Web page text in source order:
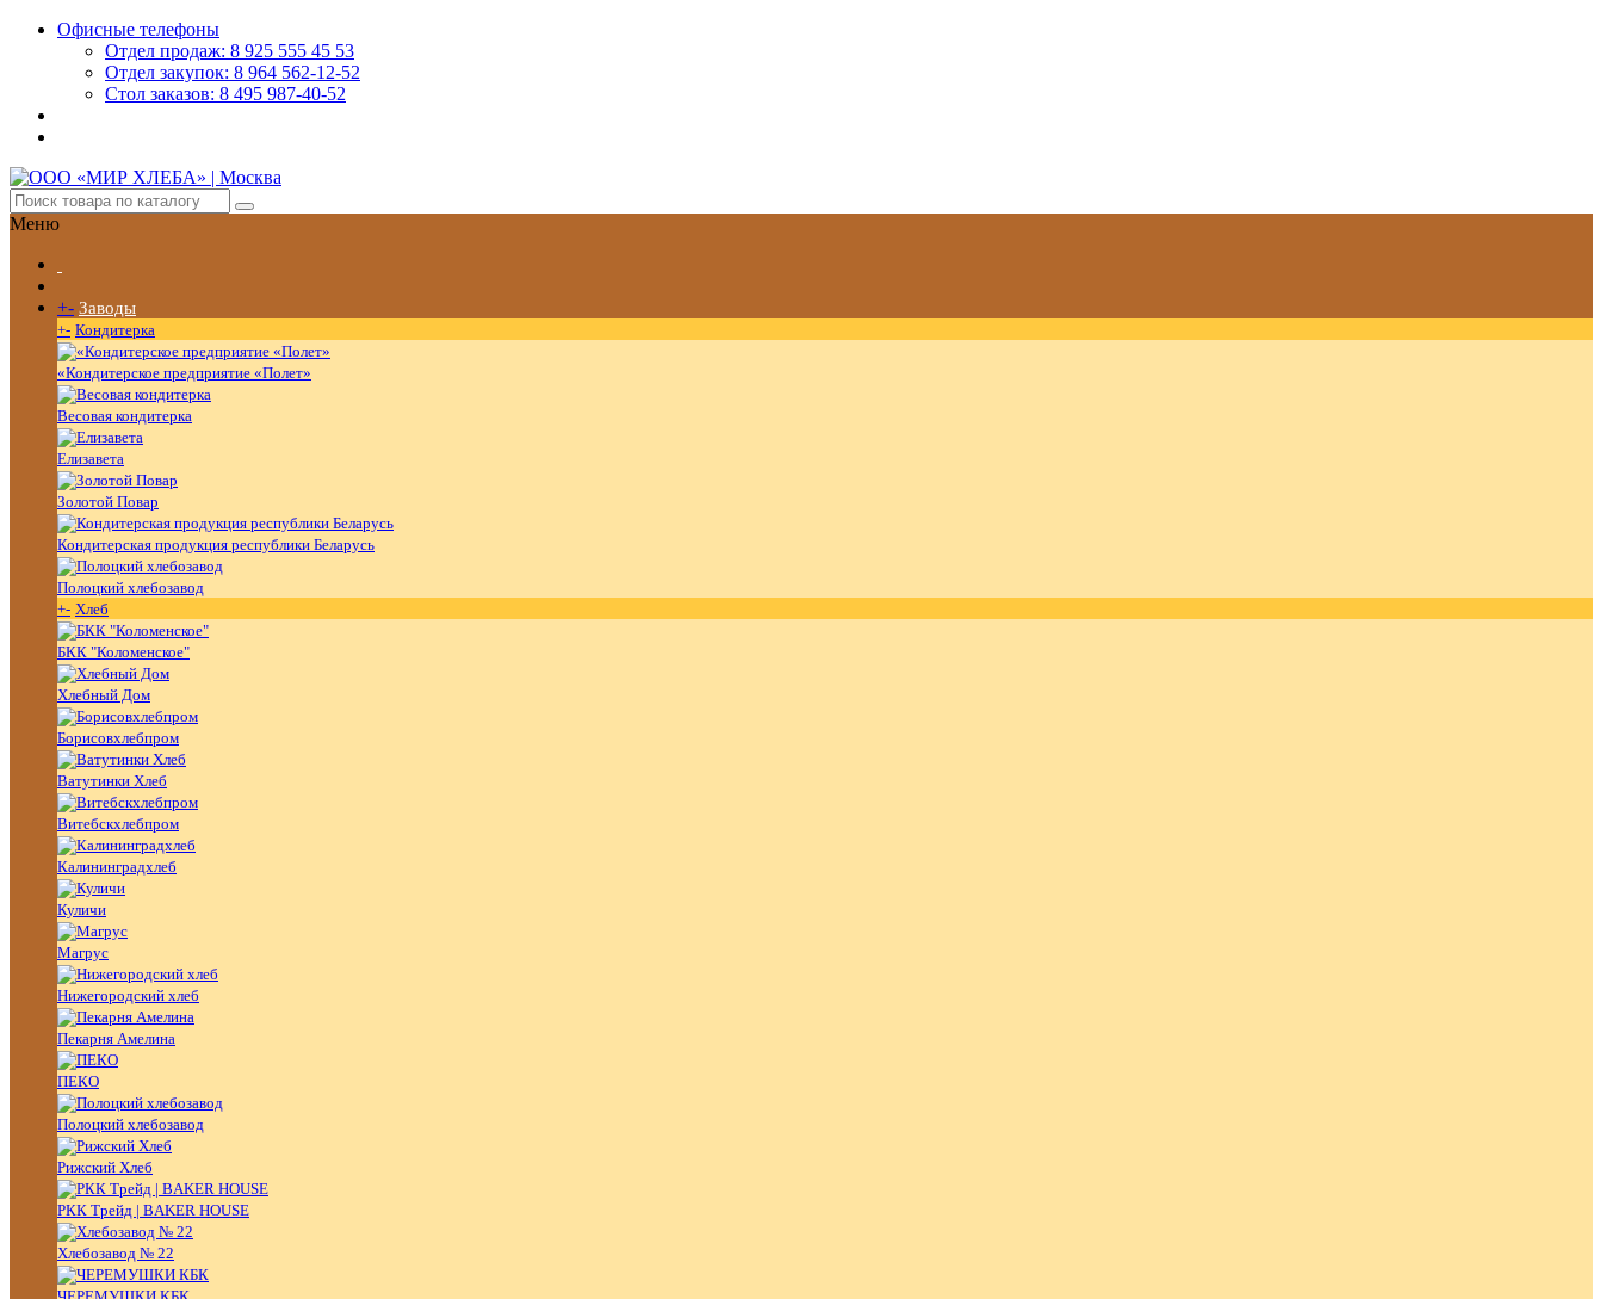
Офисные телефоны
Отдел продаж: 8 925 555 45 53
Отдел закупок: 8 964 562-12-52
Стол заказов: 8 495 987-40-52
Меню
+- Заводы
+- Кондитерка
«Кондитерское предприятие «Полет»
Весовая кондитерка
Елизавета
Золотой Повар
Кондитерская продукция республики Беларусь
Полоцкий хлебозавод
+- Хлеб
БКК "Коломенское"
Хлебный Дом
Борисовхлебпром
Ватутинки Хлеб
Витебскхлебпром
Калининградхлеб
Куличи
Магрус
Нижегородский хлеб
Пекарня Амелина
ПЕКО
Полоцкий хлебозавод
Рижский Хлеб
РКК Трейд | BAKER HOUSE
Хлебозавод № 22